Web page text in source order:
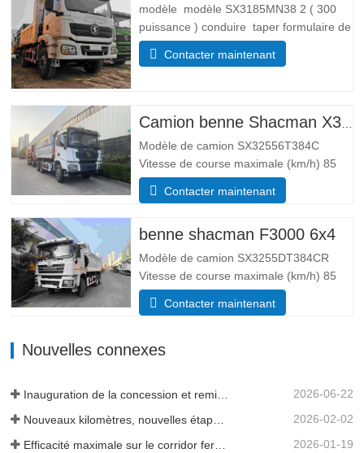
modèle modèle SX3185MN38 2 ( 300
puissance ) conduire taper formulaire de
conduite 4*4 Lester paramètre de poids
Complet trottoir masse (kg) poids à
Paramètres de taille Global …
Contacter maintenant
Modèle de camion SX32556T384C
Vitesse de course maximale (km/h) 85
Système d’entraînement 6×4 Dimensions
(L*l*H)(mm) Total 8385*2490*3450 Corps
(mm) Bas 8, côté 6 Système de levage
hydraulique levage moyen ou…
Contacter maintenant
benne shacman F3000 6x4
Modèle de camion SX3255DT384CR
Vitesse de course maximale (km/h) 85
Système d’entraînement 6×4 Dimensions
(L*l*H)(mm) Total 8385*2490*3450 Corps
caisse de chargement 19 mètres cubes,
Contacter maintenant
Nouvelles connexes
2026-06-22
2026-02-02
Efficacité maximale sur le corridor ferroviaire transguinéen 2026-01-19